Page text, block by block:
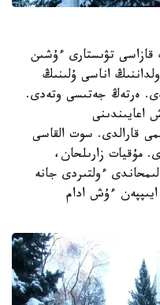
قازاسى تۋىستارى ءۇشىن
اناسى ۇلىنىڭ
ەرتەڭ جەتىسى وتەدى.
اعايىندىنى
قارالدى. سوت القاسى
مۇقيات زارىلحان،
ءولتىردى جانە
ءۇش ادام